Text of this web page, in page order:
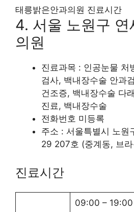
태릉밝은안과의원 진료시간
4. 서울 노원구
의원
진료과목 : 인공눈물 처
검사, 백내장수술 안과
건조증, 백내장수술 다
진료, 백내장수술
전화번호 미등록
주소 : 서울특별시 노원
29 207호 (중계동, 브
진료시간
09:00 – 19:00